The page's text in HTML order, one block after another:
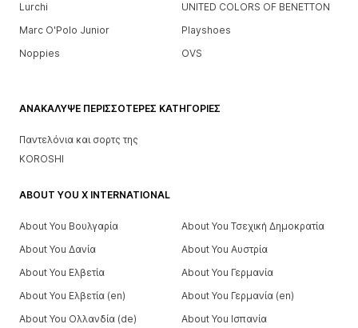
Lurchi
UNITED COLORS OF BENETTON
Marc O'Polo Junior
Playshoes
Noppies
OVS
ΑΝΑΚΆΛΥΨΕ ΠΕΡΙΣΣΌΤΕΡΕΣ ΚΑΤΗΓΟΡΊΕΣ
Παντελόνια και σορτς της
KOROSHI
ABOUT YOU X INTERNATIONAL
About You Βουλγαρία
About You Τσεχική Δημοκρατία
About You Δανία
About You Αυστρία
About You Ελβετία
About You Γερμανία
About You Ελβετία (en)
About You Γερμανία (en)
About You Ολλανδία (de)
About You Ισπανία